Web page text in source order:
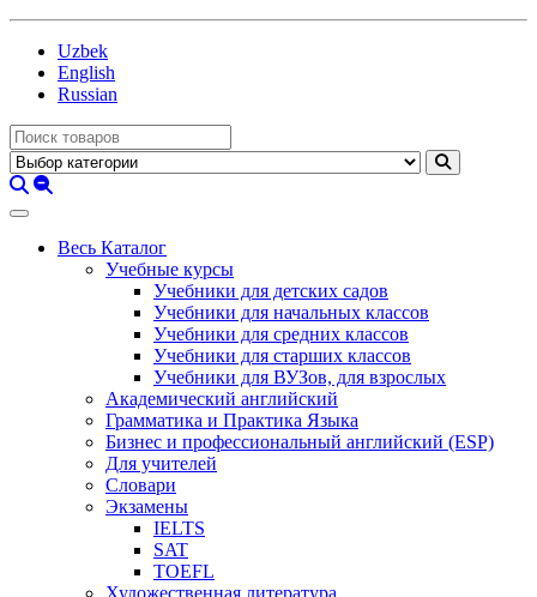
Uzbek
English
Russian
Весь Каталог
Учебные курсы
Учебники для детских садов
Учебники для начальных классов
Учебники для средних классов
Учебники для старших классов
Учебники для ВУЗов, для взрослых
Академический английский
Грамматика и Практика Языка
Бизнес и профессиональный английский (ESP)
Для учителей
Словари
Экзамены
IELTS
SAT
TOEFL
Художественная литература